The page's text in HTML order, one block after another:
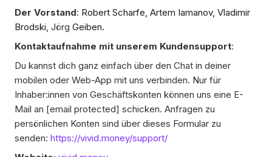
Der Vorstand: Robert Scharfe, Artem Iamanov, Vladimir
Brodski, Jörg Geiben.
Kontaktaufnahme mit unserem Kundensupport:
Du kannst dich ganz einfach über den Chat in deiner
mobilen oder Web-App mit uns verbinden. Nur für
Inhaber:innen von Geschäftskonten können uns eine E-
Mail an [email protected] schicken. Anfragen zu
persönlichen Konten sind über dieses Formular zu
senden: https://vivid.money/support/